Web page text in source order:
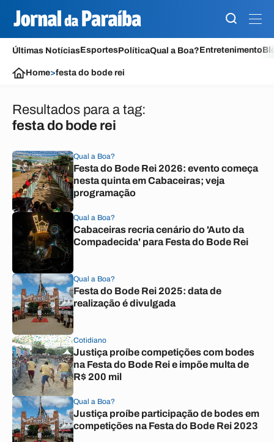
Últimas NotíciasEsportesPolíticaQual a Boa?Entretenimento
Home>festa do bode rei
Resultados para a tag:
festa do bode rei
Qual a Boa?
Festa do Bode Rei 2026: evento começa
nesta quinta em Cabaceiras; veja
programação
Qual a Boa?
Cabaceiras recria cenário do 'Auto da
Compadecida' para Festa do Bode Rei
Qual a Boa?
Festa do Bode Rei 2025: data de
realização é divulgada
Cotidiano
Justiça proíbe competições com bodes
na Festa do Bode Rei e impõe multa de
R$ 200 mil
Qual a Boa?
Justiça proíbe participação de bodes em
competições na Festa do Bode Rei 2023